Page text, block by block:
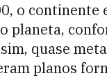
o continente
planeta,
quase
planos